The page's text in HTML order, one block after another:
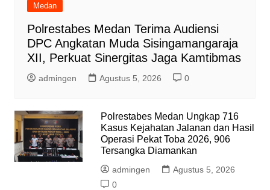
Medan
Polrestabes Medan Terima Audiensi
DPC Angkatan Muda Sisingamangaraja
XII, Perkuat Sinergitas Jaga Kamtibmas
admingen Agustus 5, 2026 0
Polrestabes Medan Ungkap 716
Kasus Kejahatan Jalanan dan Hasil
Operasi Pekat Toba 2026, 906
Tersangka Diamankan
admingen
Agustus 5, 2026
0